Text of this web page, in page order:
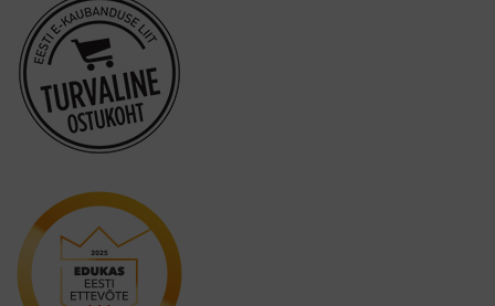
Miradent
Mizuha
OraCoat
Oral-B
Oxyfresh
Philips
Promis